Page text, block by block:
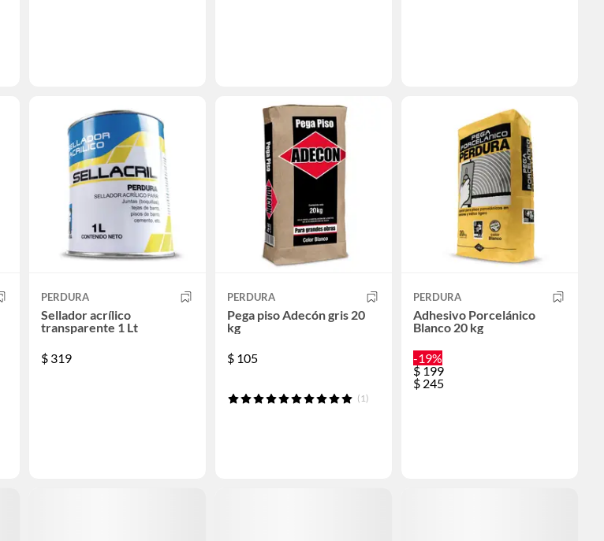
PERDURA
Sellador acrílico
transparente 1 Lt
$ 319
PERDURA
Pega piso Adecón gris 20
kg
$ 105
(1)
PERDURA
Adhesivo Porcelánico
Blanco 20 kg
-19%
$ 199
$ 245